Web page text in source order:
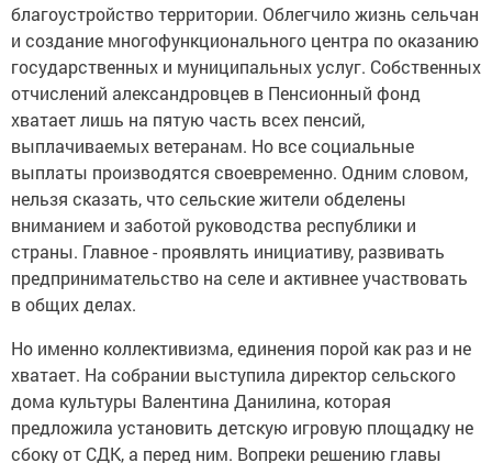
благоустройство территории. Облегчило жизнь сельчан
и создание многофункционального центра по оказанию
государственных и муниципальных услуг. Собственных
отчислений александровцев в Пенсионный фонд
хватает лишь на пятую часть всех пенсий,
выплачиваемых ветеранам. Но все социальные
выплаты производятся своевременно. Одним словом,
нельзя сказать, что сельские жители обделены
вниманием и заботой руководства республики и
страны. Главное - проявлять инициативу, развивать
предпринимательство на селе и активнее участвовать
в общих делах.
Но именно коллективизма, единения порой как раз и не
хватает. На собрании выступила директор сельского
дома культуры Валентина Данилина, которая
предложила установить детскую игровую площадку не
сбоку от СДК, а перед ним. Вопреки решению главы